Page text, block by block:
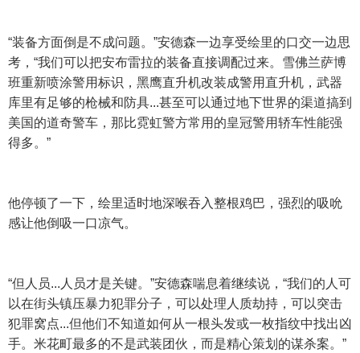
“装备方面倒是不成问题。”安德森一边享受绘里的口交一边思
考，“我们可以把安布雷拉的装备直接调配过来。雪佛兰萨博
班重新喷涂警用标识，黑鹰直升机改装成警用直升机，武器
库里有足够的枪械和防具...甚至可以通过地下世界的渠道搞到
美国的道奇警车，那比霓虹警方常用的皇冠警用轿车性能强
得多。”
他停顿了一下，绘里适时地深喉吞入整根鸡巴，强烈的吸吮
感让他倒吸一口凉气。
“但人员...人员才是关键。”安德森喘息着继续说，“我们的人可
以在街头镇压暴力犯罪分子，可以处理人质劫持，可以突击
犯罪窝点...但他们不知道如何从一根头发或一枚指纹中找出凶
手。米花町最多的不是武装团伙，而是精心策划的谋杀案。”